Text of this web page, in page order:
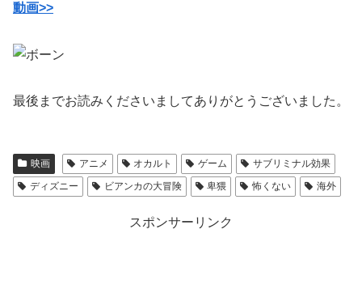
動画>>
最後までお読みくださいましてありがとうございました。
映画 アニメ オカルト ゲーム
サブリミナル効果
ディズニー
ビアンカの大冒険 卑猥 怖くない 海外
スポンサーリンク